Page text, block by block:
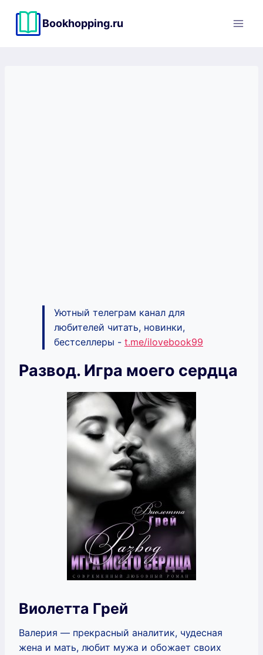
содержимому
Bookhopping.ru
Уютный телеграм канал для
любителей читать, новинки,
бестселлеры - t.me/ilovebook99
Развод. Игра моего сердца
Виолетта Грей
Валерия — прекрасный аналитик, чудесная
жена и мать, любит мужа и обожает своих